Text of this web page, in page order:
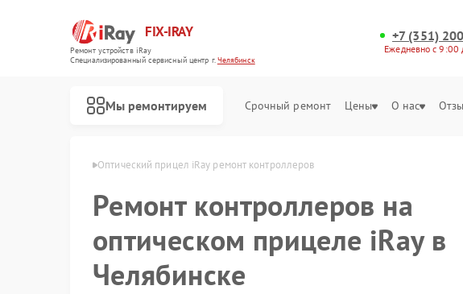
FIX-IRAY
Ремонт устройств iRay
Специализированный cервисный центр г.Челябинск
+7 (351)
Ежедневно с 9:00
Мы ремонтируем Срочный ремонт Цены О нас
iRay в Челябинске Оптический прицел iRay ремонт контроллеров
Ремонт контроллеров на
оптическом прицеле iRay в
Челябинске